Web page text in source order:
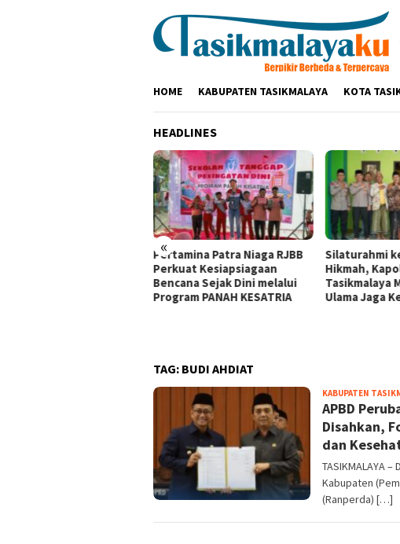
HOME KABUPATEN TASIKMALAYA KOTA
HEADLINES
«
Pertamina Patra Niaga RJBB
Perkuat Kesiapsiagaan
Bencana Sejak Dini melalui
Program PANAH KESATRIA
Silaturahmi
Hikmah,
Tasikmalaya
Ulama Jaga
TAG: BUDI AHDIAT
KABUPATEN
APBD
Disahkan,
dan
TASIKMALAYA
Kabupaten
(Ranperda) […]